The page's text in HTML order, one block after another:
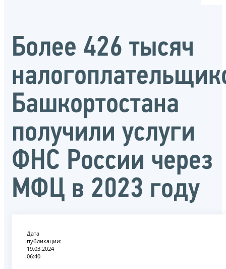
Более 426 тысяч
Башкортостана
получили услуги
ФНС России через
МФЦ в 2023 году
Дата
публикации:
19.03.2024
06:40